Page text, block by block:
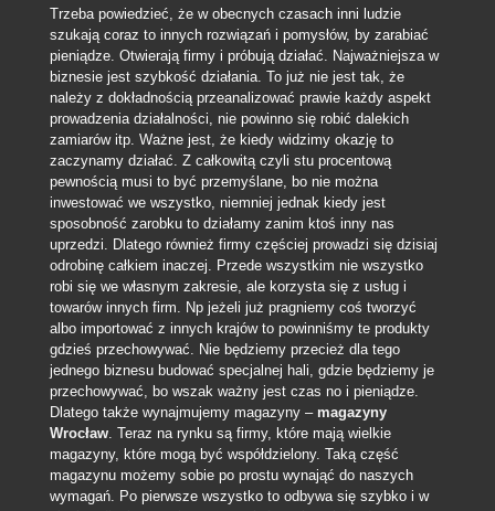
Trzeba powiedzieć, że w obecnych czasach inni ludzie
szukają coraz to innych rozwiązań i pomysłów, by zarabiać
pieniądze. Otwierają firmy i próbują działać. Najważniejsza w
biznesie jest szybkość działania. To już nie jest tak, że
należy z dokładnością przeanalizować prawie każdy aspekt
prowadzenia działalności, nie powinno się robić dalekich
zamiarów itp. Ważne jest, że kiedy widzimy okazję to
zaczynamy działać. Z całkowitą czyli stu procentową
pewnością musi to być przemyślane, bo nie można
inwestować we wszystko, niemniej jednak kiedy jest
sposobność zarobku to działamy zanim ktoś inny nas
uprzedzi. Dlatego również firmy częściej prowadzi się dzisiaj
odrobinę całkiem inaczej. Przede wszystkim nie wszystko
robi się we własnym zakresie, ale korzysta się z usług i
towarów innych firm. Np jeżeli już pragniemy coś tworzyć
albo importować z innych krajów to powinniśmy te produkty
gdzieś przechowywać. Nie będziemy przecież dla tego
jednego biznesu budować specjalnej hali, gdzie będziemy je
przechowywać, bo wszak ważny jest czas no i pieniądze.
Dlatego także wynajmujemy magazyny – magazyny
Wrocław. Teraz na rynku są firmy, które mają wielkie
magazyny, które mogą być współdzielony. Taką część
magazynu możemy sobie po prostu wynająć do naszych
wymagań. Po pierwsze wszystko to odbywa się szybko i w